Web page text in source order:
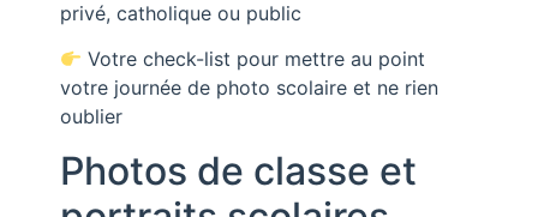
privé, catholique ou public
Votre check-list pour mettre au point
votre journée de photo scolaire et ne rien
oublier
Photos de classe et